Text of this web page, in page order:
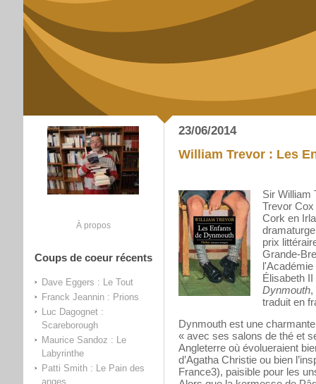
À propos
Coups de coeur récents
Dave Eggers : Le Tout
Franck Jeannin : Prions
Luc Dagognet :
Scareborough
Maurice Sandoz : Le
Labyrinthe
Patti Smith : Le Pain des
anges
23/06/2014
William Trevor : Les
Sir William
Trevor
Cork en
prix
Grande-
l'Académie
Élisabeth
Dynmouth,
traduit en
Dynmouth est une
« avec ses salons de thé et
Angleterre où évolueraient
d’Agatha Christie ou bien
France3), paisible pour les